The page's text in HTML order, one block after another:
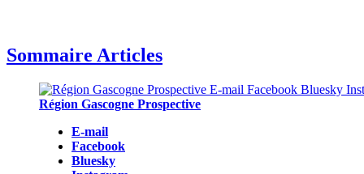
Sommaire Articles
Région Gascogne Prospective
E-mail
Facebook
Bluesky